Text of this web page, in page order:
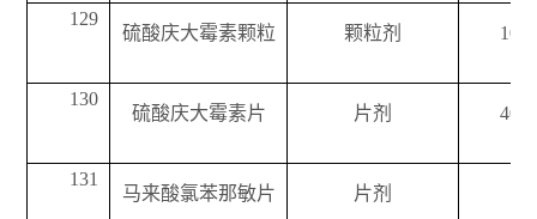
129
硫酸庆大霉素颗粒 颗粒剂
130
硫酸庆大霉素片 片剂
131
马来酸氯苯那敏片 片剂